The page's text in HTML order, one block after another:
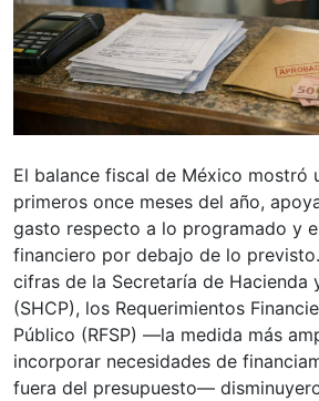
El balance fiscal de México mostró
primeros once meses del año,
gasto respecto a lo programado y
financiero por debajo de lo
cifras de la Secretaría de Hacienda
(SHCP), los Requerimientos
Público (RFSP) —la medida más
incorporar necesidades de
fuera del presupuesto—